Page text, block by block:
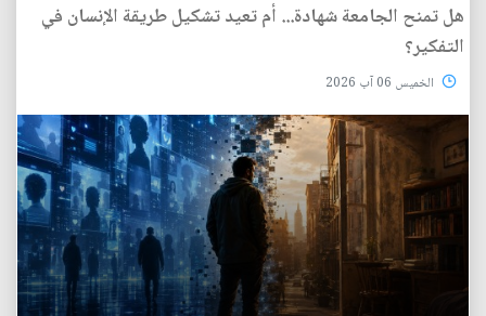
هل تمنح الجامعة شهادة... أم تعيد تشكيل طريقة الإنسان في
التفكير؟
الخميس 06 آب 2026